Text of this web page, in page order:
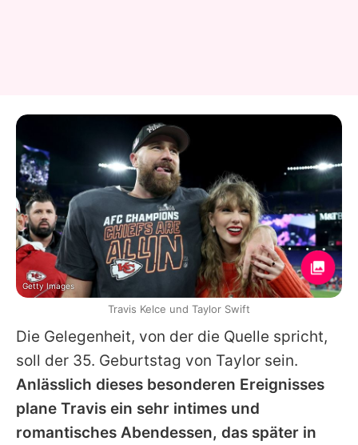
Die Gelegenheit, von der die Quelle spricht,
soll der 35. Geburtstag von Taylor sein.
Anlässlich dieses besonderen Ereignisses
plane Travis ein sehr intimes und
romantisches Abendessen, das später in
Getty Images
Travis Kelce und Taylor Swift